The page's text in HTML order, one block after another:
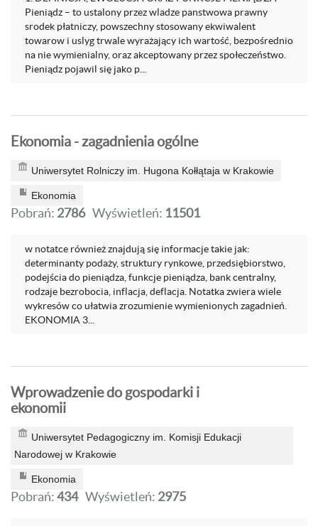
Pieniądz – to ustalony przez wladze panstwowa prawny
srodek płatniczy, powszechny stosowany ekwiwalent
towarow i uslyg trwale wyrażający ich wartość, bezpośrednio
na nie wymienialny, oraz akceptowany przez społeczeństwo.
Pieniądz pojawil się jako p...
Ekonomia - zagadnienia ogólne
Uniwersytet Rolniczy im. Hugona Kołłątaja w Krakowie
Ekonomia
Pobrań: 2786 Wyświetleń: 11501
w notatce również znajdują się informacje takie jak:
determinanty podaży, struktury rynkowe, przedsiębiorstwo,
podejścia do pieniądza, funkcje pieniądza, bank centralny,
rodzaje bezrobocia, inflacja, deflacja. Notatka zwiera wiele
wykresów co ułatwia zrozumienie wymienionych zagadnień.
EKONOMIA 3...
Wprowadzenie do gospodarki i
ekonomii
Uniwersytet Pedagogiczny im. Komisji Edukacji
Narodowej w Krakowie
Ekonomia
Pobrań:434 Wyświetleń: 2975